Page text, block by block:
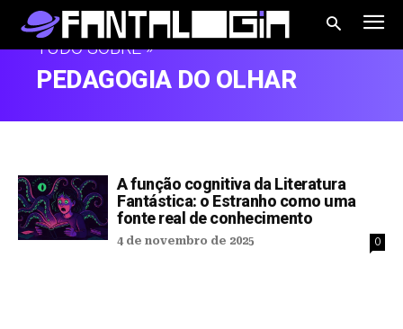
TUDO SOBRE »
PEDAGOGIA DO OLHAR
A função cognitiva da Literatura
Fantástica: o Estranho como uma
fonte real de conhecimento
4 de novembro de 2025 0